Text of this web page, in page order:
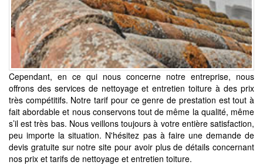
Cependant, en ce qui nous concerne notre entreprise, nous
offrons des services de nettoyage et entretien toiture à des prix
très compétitifs. Notre tarif pour ce genre de prestation est tout à
fait abordable et nous conservons tout de même la qualité, même
s’il est très bas. Nous veillons toujours à votre entière satisfaction,
peu importe la situation. N'hésitez pas à faire une demande de
devis gratuite sur notre site pour avoir plus de détails concernant
nos prix et tarifs de nettoyage et entretien toiture.